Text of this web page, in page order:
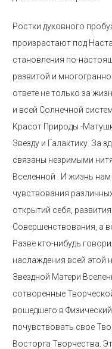
Ростки духовного
произрастают под
становления по-
развитой и
ответе не только за
и всей Солнечной
Красот Природы -
Звезду и Галактику. За
связаны незримыми
Вселенной . И жизнь нам
чувствования
открытий себя,
Совершенствования, а
Разве кто-нибудь
наслаждения всей этой
Звездной Матери
сотворенные
вошедшего в
почувствовать свое
Восторга Творчества.